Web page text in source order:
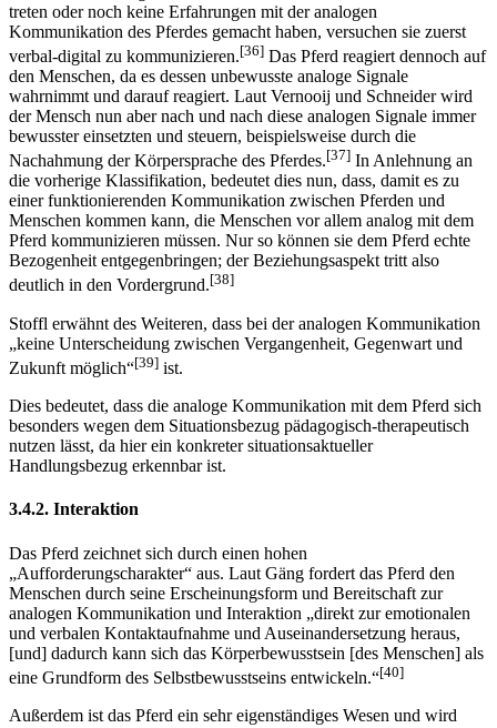
beziehungsweise Interaktion zwischen Mensch und Pferd.
Menschen allerdings zum ersten Mal mit einem Pferd in Kontakt
treten oder noch keine Erfahrungen mit der analogen
Kommunikation des Pferdes gemacht haben, versuchen sie zuerst
verbal-digital zu kommunizieren. [36]Das Pferd reagiert dennoch auf
den Menschen, da es dessen unbewusste analoge Signale
wahrnimmt und darauf reagiert. Laut Vernooij und Schneider wird
der Mensch nun aber nach und nach diese analogen Signale immer
bewusster einsetzten und steuern, beispielsweise durch die
Nachahmung der Körpersprache des Pferdes.[37]In Anlehnung an
die vorherige Klassifikation, bedeutet dies nun, dass, damit es zu
einer funktionierenden Kommunikation zwischen Pferden und
Menschen kommen kann, die Menschen vor allem analog mit dem
Pferd kommunizieren müssen. Nur so können sie dem Pferd echte
deutlich in den Vordergrund. [38]
Stoffl erwähnt des Weiteren, dass bei der analogen Kommunikation
„keine Unterscheidung zwischen Vergangenheit, Gegenwart und
Zukunft möglich“[39]ist.
Dies bedeutet, dass die analoge Kommunikation mit dem Pferd sich
besonders wegen dem Situationsbezug pädagogisch-therapeutisch
Handlungsbezug erkennbar ist.
3.4.2. Interaktion
Das Pferd zeichnet sich durch einen hohen
„Aufforderungscharakter“ aus. Laut Gäng fordert das Pferd den
Menschen durch seine Erscheinungsform und Bereitschaft zur
analogen Kommunikation und Interaktion „direkt zur emotionalen
und verbalen Kontaktaufnahme und Auseinandersetzung heraus,
eine Grundform des Selbstbewusstseins entwickeln.“[40]